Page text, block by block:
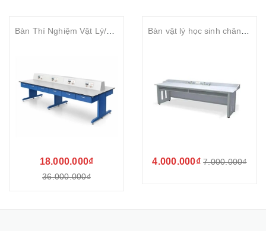
18.000.000₫
36.000.000₫
4.000.000₫ 7.000.000₫